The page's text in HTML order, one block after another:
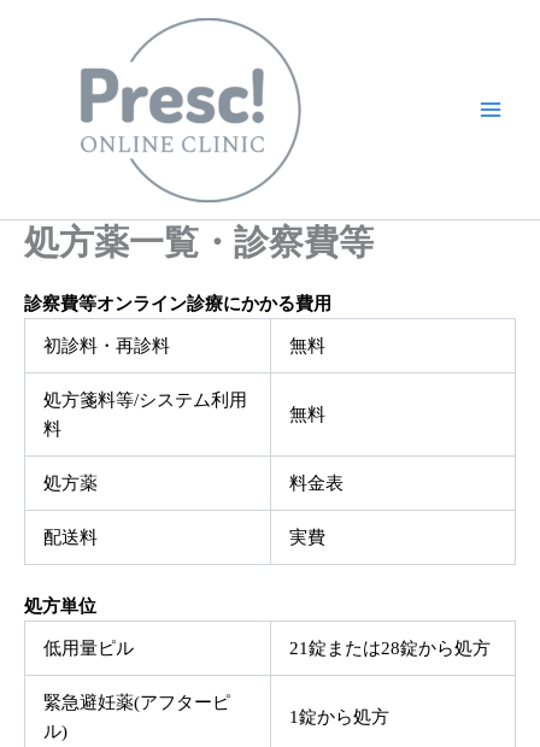
処方薬一覧・診察費等
診察費等オンライン診療にかかる費用
初診料・再診料 無料
処方箋料等/システム利用
料
無料
処方薬 料金表
配送料 実費
処方単位
低用量ピル 21錠または28錠から処方
緊急避妊薬(アフターピ
ル)
1錠から処方